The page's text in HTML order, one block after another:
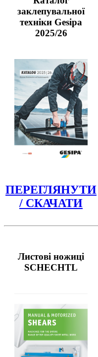
заклепувальної
техніки Gesipa
2025/26
ПЕРЕГЛЯНУТИ
/ СКАЧАТИ
Листові ножиці
SCHECHTL